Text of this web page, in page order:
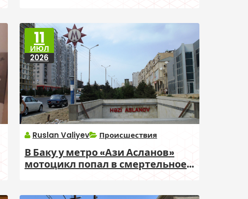
11
ИЮЛ
2026
Ruslan Valiyev Происшествия
В Баку у метро «Ази Асланов»
мотоцикл попал в смертельное